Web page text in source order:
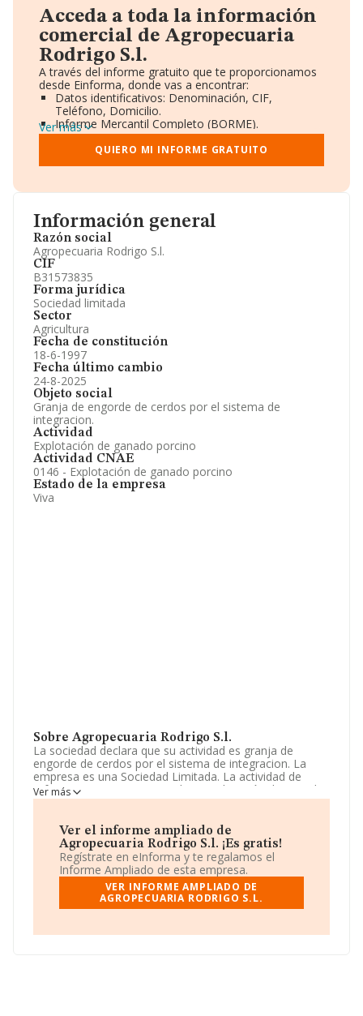
Información general
Razón social
Agropecuaria Rodrigo S.l.
CIF
B31573835
Forma jurídica
Sociedad limitada
Sector
Agricultura
Fecha de constitución
18-6-1997
Fecha último cambio
24-8-2025
Objeto social
Granja de engorde de cerdos por el sistema de
integracion.
Actividad
Explotación de ganado porcino
Actividad CNAE
0146 - Explotación de ganado porcino
Estado de la empresa
Viva
Sobre Agropecuaria Rodrigo S.l.
La sociedad declara que su actividad es granja de
engorde de cerdos por el sistema de integracion. La
empresa es una Sociedad Limitada. La actividad de
referencia CNAE corresponde a 'Explotación de ganado
porcino', cuyo Código es 0146. La sociedad no tiene
Ha contado con el mismo número de empleados y
teniendo en cuenta la información disponible en
INFORMA, ha dispuesto de un número de empleados
por debajo de la media de sector.
Es posible ponerse en contacto con la empresa a través
Ver más
Ver el informe ampliado de
Agropecuaria Rodrigo S.l. ¡Es gratis!
Regístrate en eInforma y te regalamos el
Informe Ampliado de esta empresa.
VER INFORME AMPLIADO DE
AGROPECUARIA RODRIGO S.L.
Acceda a toda la información
comercial de Agropecuaria
Rodrigo S.l.
A través del informe gratuito que te proporcionamos
desde Einforma, donde vas a encontrar:
Datos identificativos: Denominación, CIF,
Teléfono, Domicilio.
Informe Mercantil Completo (BORME).
Gráficos de Evolución Ventas y Empleados.
Consejo de Administración y Administradores.
Directivos y Ejecutivos.
Información oficial y registral complementaria.
Ver más
QUIERO MI INFORME GRATUITO